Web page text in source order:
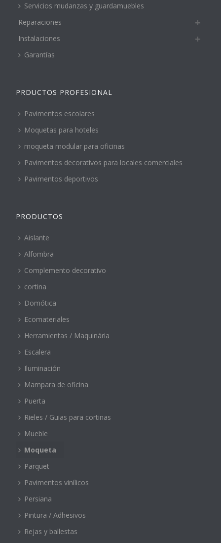
Servicios mudanzas y guardamuebles
Reparaciones
Instalaciones
Garantías
PRDUCTOS PROFESIONAL
Pavimentos escolares
Moquetas para hoteles
moqueta modular para oficinas
Pavimentos decorativos para locales comerciales
Pavimentos deportivos
PRODUCTOS
Aislante
Alfombra
Complemento decorativo
cortina
Domótica
Ecomateriales
Herramientas / Maquinária
Escalera
Iluminación
Mampara de oficina
Puerta
Rieles / Guias para cortinas
Mueble
Moqueta
Parquet
Pavimentos vinílicos
Persiana
Pintura / Adhesivos
Rejas y ballestas